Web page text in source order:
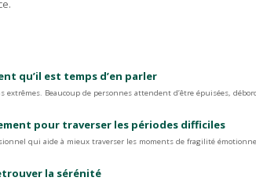
qu’il est temps d’en parler
Beaucoup de personnes attendent d’être épuisées,
pour traverser les périodes difficiles
qui aide à mieux traverser les moments de fragilité
la sérénité